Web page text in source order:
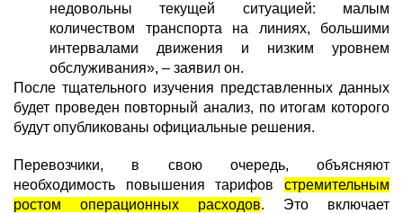
недовольны текущей ситуацией: малым
количеством транспорта на линиях, большими
интервалами движения и низким уровнем
обслуживания», – заявил он.
После тщательного изучения представленных данных
будет проведен повторный анализ, по итогам которого
будут опубликованы официальные решения.
Перевозчики, в свою очередь, объясняют
необходимость повышения тарифов стремительным
ростом операционных расходов. Это включает